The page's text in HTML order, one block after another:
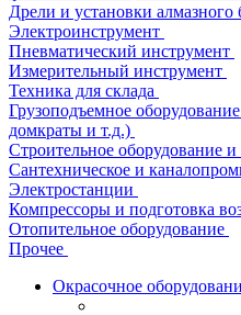
Дрели и установки
Электроинструмент
Пневматический инструмент
Измерительный инструмент
Техника для склада
Грузоподъемное
домкраты и т.д.)
Строительное оборудование
Сантехническое и
Электростанции
Компрессоры и подготовка
Отопительное оборудование
Прочее
Окрасочное